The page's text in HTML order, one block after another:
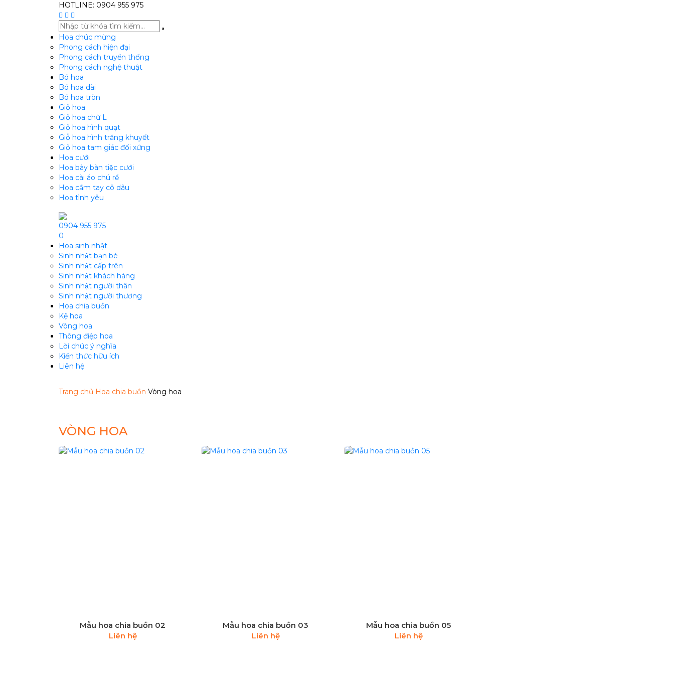
HOTLINE: 0904 955 975
Hoa chúc mừng
Phong cách hiện đại
Phong cách truyền thống
Phong cách nghệ thuật
Bó hoa
Bó hoa dài
Bó hoa tròn
Giỏ hoa
Giỏ hoa chữ L
Giỏ hoa hình quạt
Giỏ̉ hoa hình trăng khuyết
Giỏ hoa tam giác đối xứng
Hoa cưới
Hoa bày bàn tiệc cưới
Hoa cài áo chú rể
Hoa cầm tay cô dâu
Hoa tình yêu
0904 955 975
0
Hoa sinh nhật
Sinh nhật bạn bè
Sinh nhật cấp trên
Sinh nhật khách hàng
Sinh nhật người thân
Sinh nhật người thương
Hoa chia buồn
Kệ hoa
Vòng hoa
Thông điệp hoa
Lời chúc ý nghĩa
Kiến thức hữu ích
Liên hệ
Trang chủ Hoa chia buồn Vòng hoa
VÒNG HOA
Mẫu hoa chia buồn 02
Liên hệ
Mẫu hoa chia buồn 03
Liên hệ
Mẫu hoa chia buồn 05
Liên hệ